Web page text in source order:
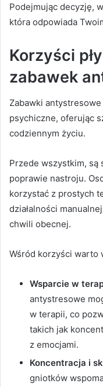
Podejmując decyzję,
która odpowiada
Korzyści
zabawek
Zabawki
psychiczne, oferując
codziennym życiu.
Przede wszystkim,
poprawie nastroju.
korzystać z prostych
działalności
chwili obecnej.
Wśród korzyści warto
Wsparcie w
antystresowe
w terapii, co
takich jak
z emocjami.
Koncentracja i
gniotków